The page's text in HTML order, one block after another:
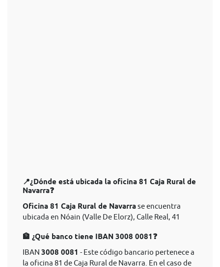
📍¿Dónde está ubicada la oficina 81 Caja Rural de
Navarra❓
Oficina 81 Caja Rural de Navarrase encuentra
ubicada en Nóain (Valle De Elorz), Calle Real, 41
🏦 ¿Qué banco tiene IBAN 3008 0081❓
IBAN 3008 0081 - Este código bancario pertenece a
la oficina 81 de Caja Rural de Navarra. En el caso de